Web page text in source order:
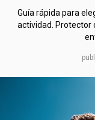
Guía rápida para
actividad. Protector